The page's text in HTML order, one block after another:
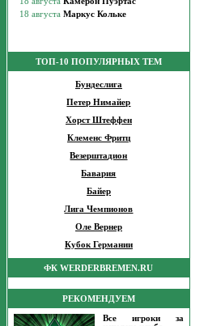
ТОП-10 ПОПУЛЯРНЫХ ТЕМ
Бундеслига
Петер Нимайер
Хорст Штеффен
Клеменс Фритц
Везерштадион
Бавария
Байер
Лига Чемпионов
Оле Вернер
Кубок Германии
ФК WERDERBREMEN.RU
РЕКОМЕНДУЕМ
Все игроки за